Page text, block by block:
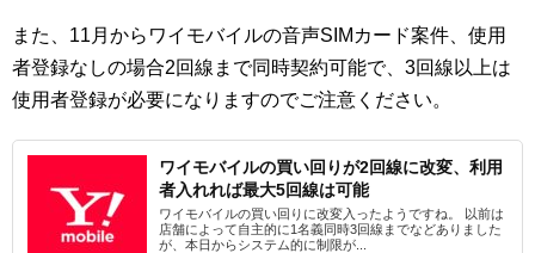
また、11月からワイモバイルの音声SIMカード案件、使用
者登録なしの場合2回線まで同時契約可能で、3回線以上は
使用者登録が必要になりますのでご注意ください。
ワイモバイルの買い回りが2回線に改変、利用
者入れれば最大5回線は可能
ワイモバイルの買い回りに改変入ったようですね。 以前は
店舗によって自主的に1名義同時3回線までなどありました
が、本日からシステム的に制限が...